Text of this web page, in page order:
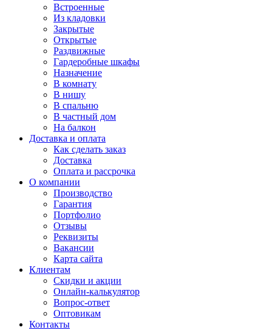
Встроенные
Из кладовки
Закрытые
Открытые
Раздвижные
Гардеробные шкафы
Назначение
В комнату
В нишу
В спальню
В частный дом
На балкон
Доставка и оплата
Как сделать заказ
Доставка
Оплата и рассрочка
О компании
Производство
Гарантия
Портфолио
Отзывы
Реквизиты
Вакансии
Карта сайта
Клиентам
Скидки и акции
Онлайн-калькулятор
Вопрос-ответ
Оптовикам
Контакты